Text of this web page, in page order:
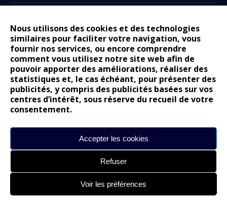
Nous utilisons des cookies et des technologies
similaires pour faciliter votre navigation, vous
fournir nos services, ou encore comprendre
comment vous utilisez notre site web afin de
pouvoir apporter des améliorations, réaliser des
statistiques et, le cas échéant, pour présenter des
publicités, y compris des publicités basées sur vos
centres d’intérêt, sous réserve du recueil de votre
consentement.
Accepter les cookies
Refuser
Voir les préférences
14 juillet : nouveau film de marque pour Citroën
Renault Espace : voyage, voyage…
Peugeot E-208 GTi : naissance d’une légende
COMMENTAIRES RÉCENTS
Bernard DardartdansDacia Sandero : pour les gens vrais
Alpine A290 : L’irrésistible attraction de la légèreté
leroydansLancia Ypsilon : naturellement envoûtante ?
Nouvelle Opel Corsa : Yes of Corsa !
Site réalisé parAlexandre Hamed